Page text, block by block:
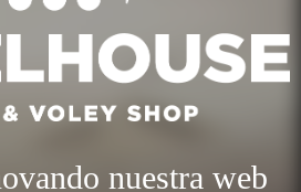
nuestra web